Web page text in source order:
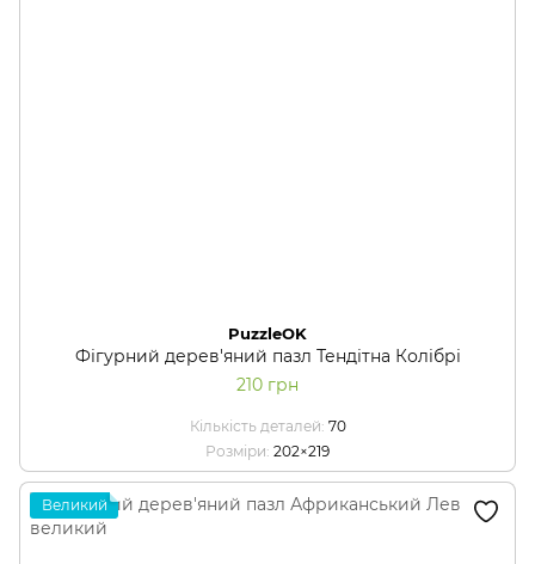
PuzzleOK
Фігурний дерев'яний пазл Тендітна Колібрі
210 грн
Кількість деталей 70
Розміри 202×219
Великий